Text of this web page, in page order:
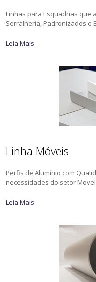
Linhas para Esquadrias que
Serralheria, Padronizados e
Leia Mais
Linha Móveis
Perfis de Alumínio com
necessidades do setor
Leia Mais